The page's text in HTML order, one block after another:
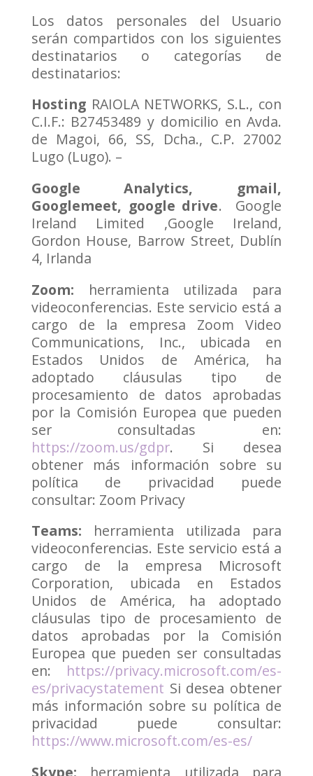
Los datos personales del Usuario
serán compartidos con los siguientes
destinatarios o categorías de
destinatarios:
HostingRAIOLA NETWORKS, S.L., con
C.I.F.: B27453489 y domicilio en Avda.
de Magoi, 66, SS, Dcha., C.P. 27002
Lugo (Lugo). –
Google Analytics, gmail,
Googlemeet, google drive. Google
Ireland Limited ,Google Ireland,
Gordon House, Barrow Street, Dublín
4, Irlanda
Zoom: herramienta utilizada para
videoconferencias. Este servicio está a
cargo de la empresa Zoom Video
Communications, Inc., ubicada en
Estados Unidos de América, ha
adoptado cláusulas tipo de
procesamiento de datos aprobadas
por la Comisión Europea que pueden
ser consultadas en:
https://zoom.us/gdpr. Si desea
obtener más información sobre su
política de privacidad puede
consultar: Zoom Privacy
Teams: herramienta utilizada para
videoconferencias. Este servicio está a
cargo de la empresa Microsoft
Corporation, ubicada en Estados
Unidos de América, ha adoptado
cláusulas tipo de procesamiento de
datos aprobadas por la Comisión
Europea que pueden ser consultadas
en: https://privacy.microsoft.com/es-
es/privacystatement Si desea obtener
más información sobre su política de
privacidad puede consultar:
https://www.microsoft.com/es-es/
Skype: herramienta utilizada para